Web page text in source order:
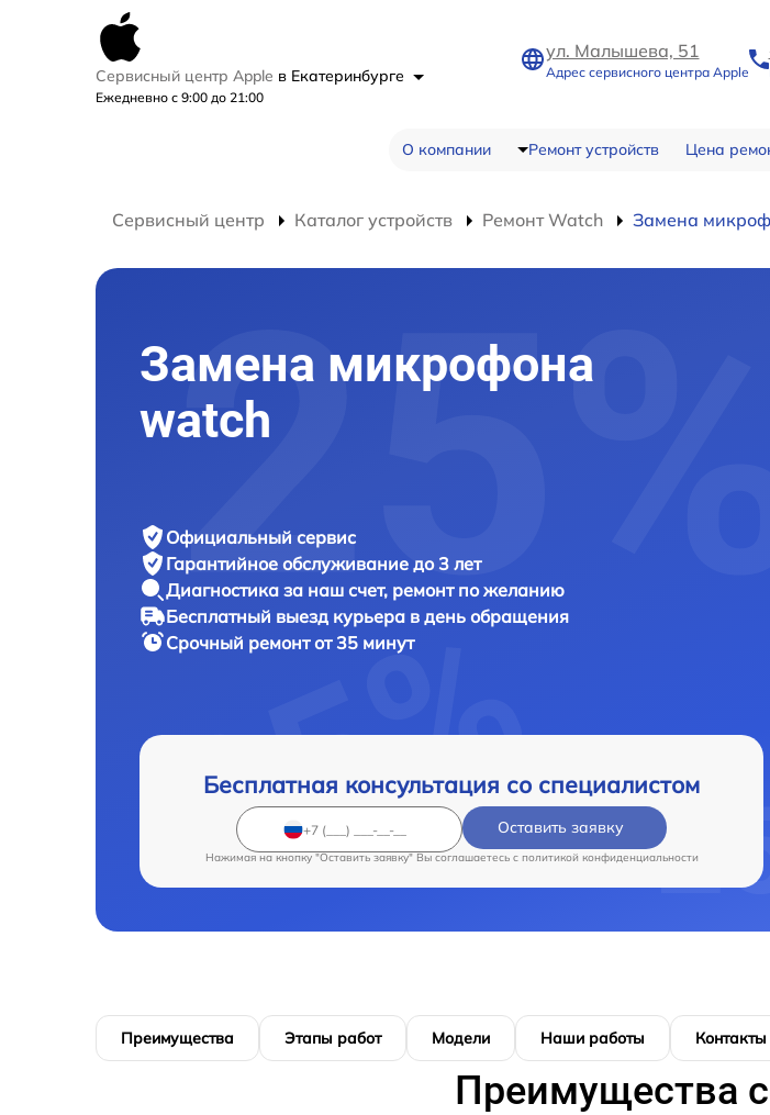
Сервисный центр Apple в Екатеринбурге
Ежедневно с 9:00 до 21:00
ул. Малышева, 51
Адрес сервисного центра Apple
О компании Ремонт устройств Цена
Сервисный центр Каталог устройств Ремонт Watch Замена
Замена микрофона
watch
Официальный сервис
Гарантийное обслуживание до 3 лет
Диагностика за наш счет, ремонт по желанию
Бесплатный выезд курьера в день обращения
Срочный ремонтот 35 минут
Бесплатная консультация со специалистом
Оставить заявку
Нажимая на кнопку "Оставить заявку" Вы соглашаетесь c политикой конфиденциальности
Преимущества Этапы работ Модели Наши работы Контакты
Преимущества